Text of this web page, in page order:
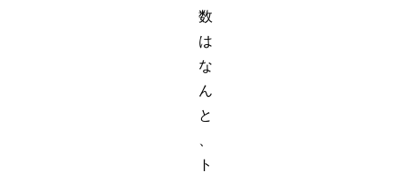
数
は
な
ん
と
ト